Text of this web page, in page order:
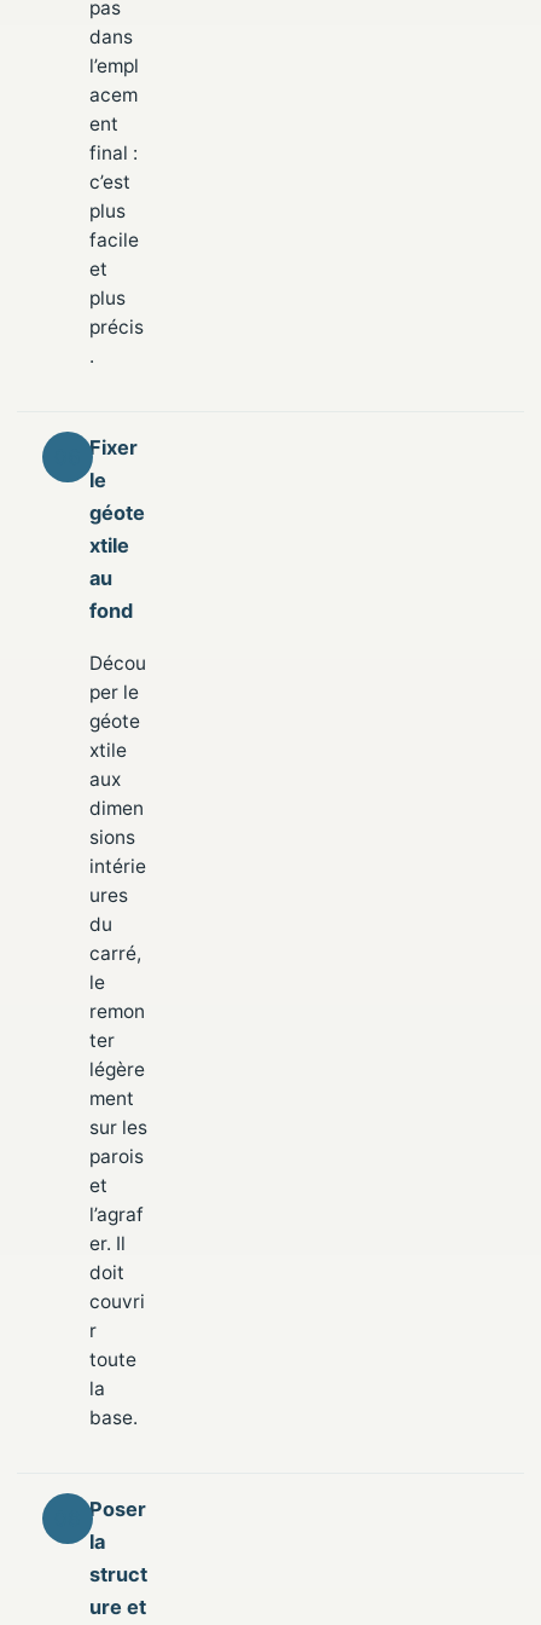
pas
dans
l’empl
acem
ent
final :
c’est
plus
facile
et
plus
précis
.
Fixer
le
géote
xtile
au
fond
Décou
per le
géote
xtile
aux
dimen
sions
intérie
ures
du
carré,
le
remon
ter
légère
ment
sur les
parois
et
l’agraf
er. Il
doit
couvri
r
toute
la
base.
Poser
la
struct
ure et